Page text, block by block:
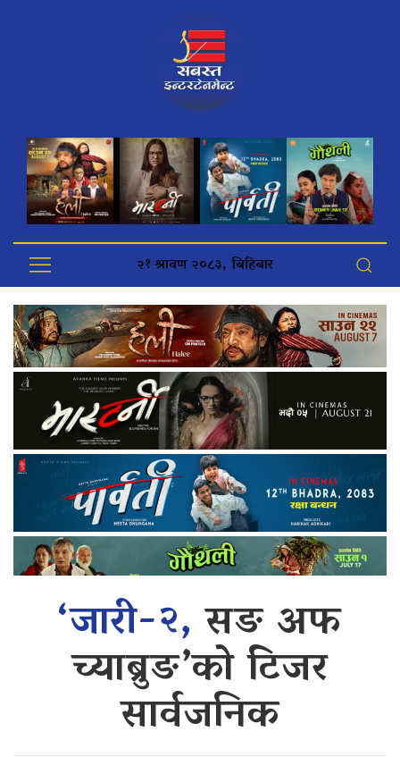
२१ श्रावण २०८३, बिहिबार
‘जारी-२,सङ अफ
च्याब्रुङ’को टिजर
सार्वजनिक